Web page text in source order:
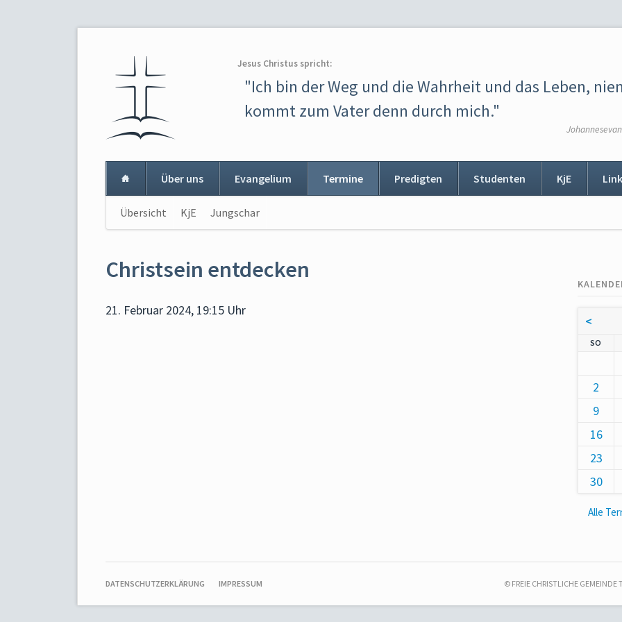
Jesus Christus spricht:
"Ich bin der Weg und die Wahrheit und das Leben,
kommt zum Vater denn durch mich."
Über uns Evangelium Termine Predigten Studenten KjE
Navigation
überspringen
Übersicht KjE Jungschar
Christsein entdecken
21. Februar 2024, 19:15 Uhr
<
SO
2
9
16
23
30
Alle
NAVIGATION
DATENSCHUTZERKLÄRUNG IMPRESSUM © FREIE CHRISTLICHE GEMEINDE